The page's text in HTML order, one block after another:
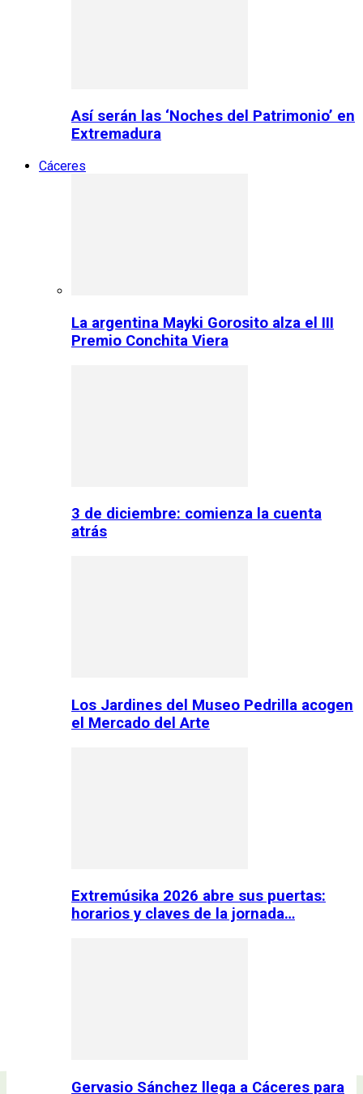
Así serán las ‘Noches del Patrimonio’ en
Extremadura
Cáceres
La argentina Mayki Gorosito alza el III
Premio Conchita Viera
3 de diciembre: comienza la cuenta
atrás
Los Jardines del Museo Pedrilla acogen
el Mercado del Arte
Extremúsika 2026 abre sus puertas:
horarios y claves de la jornada…
Gervasio Sánchez llega a Cáceres para